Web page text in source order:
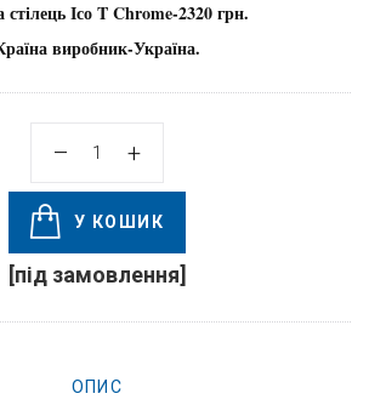
стілець Ісо T Chrome-2320 грн.
виробник-Україна.
У КОШИК
[під замовлення]
ОПИС